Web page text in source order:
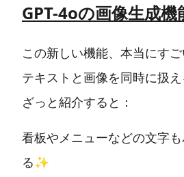
GPT-4oの画像生成機
この新しい機能、本当にすご
テキストと画像を同時に扱
ざっと紹介すると：
看板やメニューなどの文字
る✨